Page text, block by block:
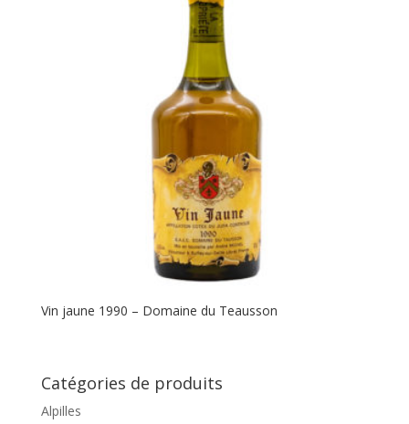
Vin jaune 1990 – Domaine du Teausson
Catégories de produits
Alpilles